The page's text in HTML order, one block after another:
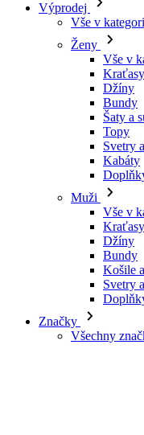
Výprodej
Vše v
Ženy
Vše v
Kraťasy
Džíny
Bundy
Šaty a
Topy
Svetry
Kabáty
Muži
Vše v
Kraťasy
Džíny
Bundy
Košile
Svetry
Značky
Všechny